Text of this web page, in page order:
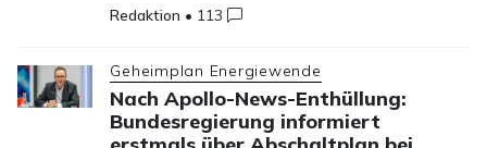
Redaktion • 113
Geheimplan Energiewende
Nach Apollo-News-Enthüllung:
Bundesregierung informiert